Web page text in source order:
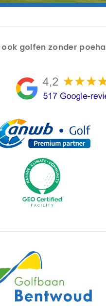
ook golfen zonder poeha